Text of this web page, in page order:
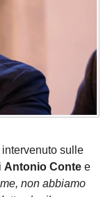
intervenuto sulle
Antonio Conte e
non abbiamo